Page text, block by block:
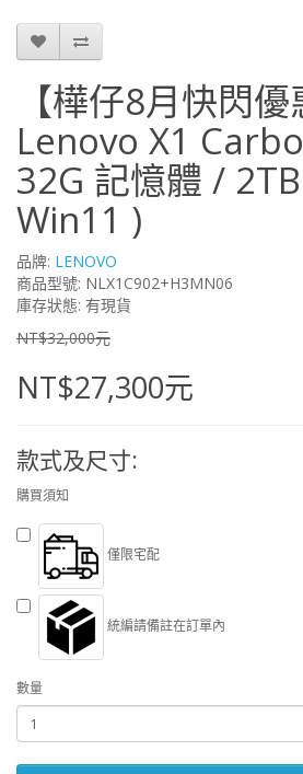
【樺仔8月快閃優
Lenovo X1
32G 記憶體 /
Win11 )
品牌: LENOVO
商品型號: NLX1C902+H3MN06
庫存狀態: 有現貨
NT$32,000元
NT$27,300元
款式及尺寸:
購買須知
僅限宅配
統編請備註在訂單內
數量